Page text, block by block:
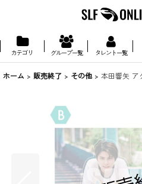
カテゴリ グループ一覧 タレント一覧
ホーム > 販売終了 > その他 > 本田響矢 ア